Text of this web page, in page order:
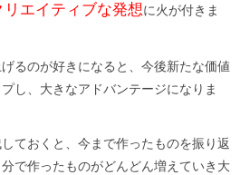
リエイティブな発想に火が付きま
るのが好きになると、今後新たな価値
し、大きなアドバンテージになりま
ておくと、今まで作ったものを振り返
で作ったものがどんどん増えていき大